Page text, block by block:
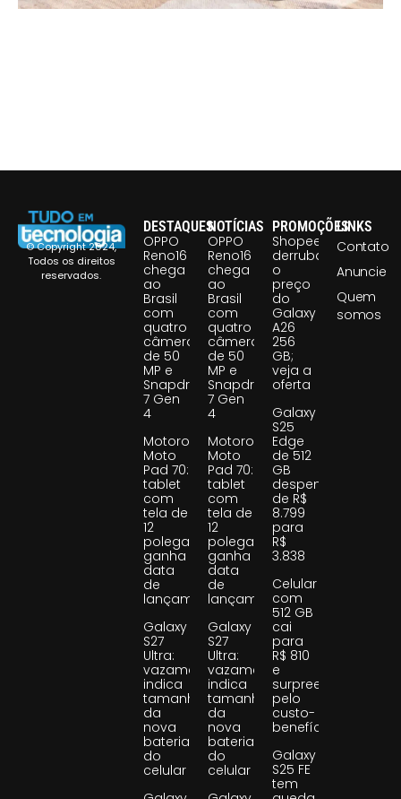
© Copyright 2024,
Todos os direitos
reservados.
DESTAQUES
OPPO
Reno16
chega
ao
Brasil
com
quatro
câmeras
de 50
MP e
Snapdragon
7 Gen
4
Motorola
Moto
Pad 70:
tablet
com
tela de
12
polegadas
ganha
data
de
lançamento
Galaxy
S27
Ultra:
vazamento
indica
tamanho
da
nova
bateria
do
celular
NOTÍCIAS
OPPO
Reno16
chega
ao
Brasil
com
quatro
câmeras
de 50
MP e
Snapdragon
7 Gen
4
Motorola
Moto
Pad 70:
tablet
com
tela de
12
polegadas
ganha
data
de
lançamento
Galaxy
S27
Ultra:
vazamento
indica
tamanho
da
nova
bateria
do
celular
PROMOÇÕES
Shopee
derruba
o
preço
do
Galaxy
A26
256
GB;
veja a
oferta
Galaxy
S25
Edge
de 512
GB
despenca
de R$
8.799
para
R$
3.838
Celular
com
512 GB
cai
para
R$ 810
e
surpreende
pelo
custo-
benefício
Galaxy
S25 FE
tem
LINKS
Contato
Anuncie
Quem
somos